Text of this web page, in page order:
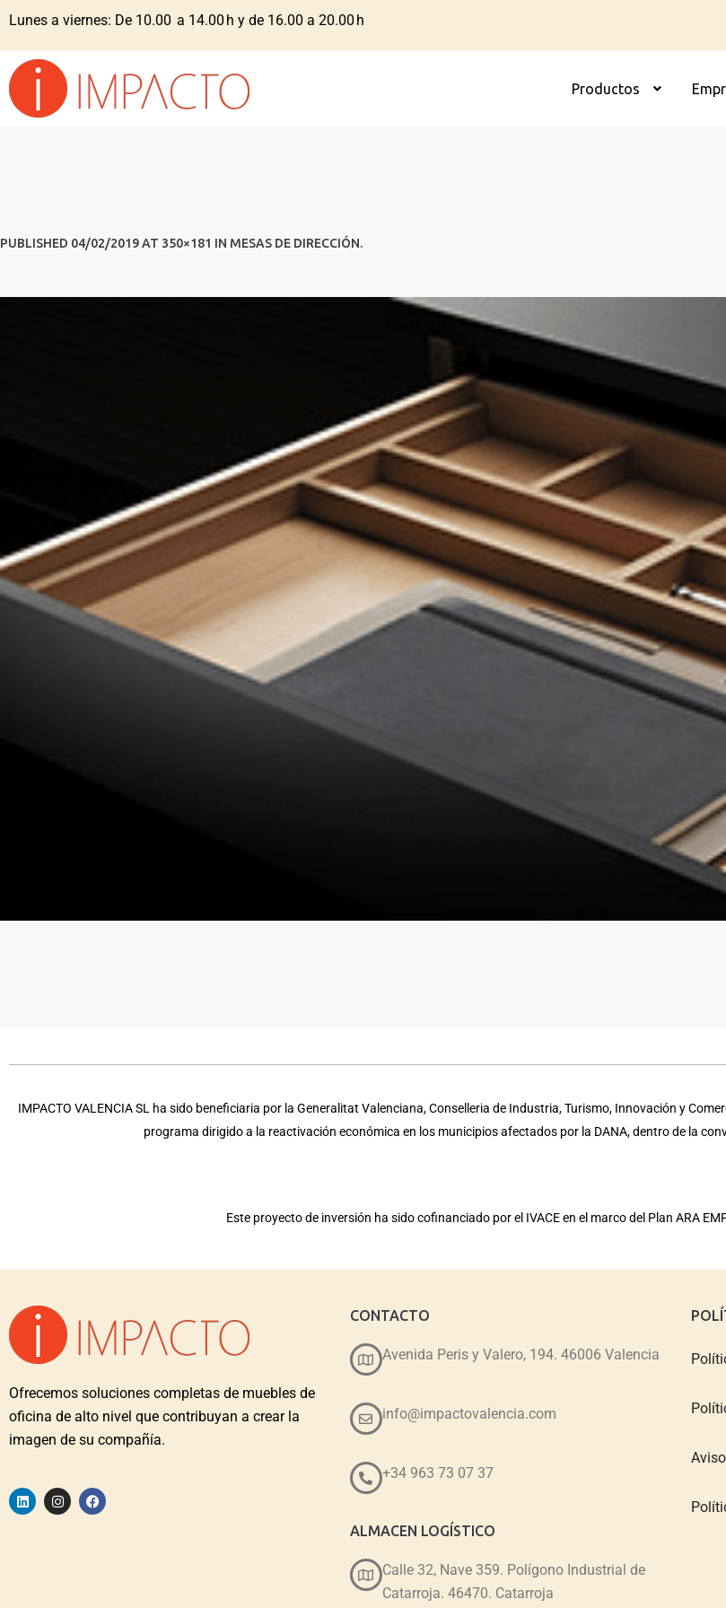
Lunes a viernes: De 10.00 a 14.00 h y de 16.00 a 20.00 h
Productos
PUBLISHED 04/02/2019AT 350×181 IN MESAS DE DIRECCIÓN.
IMPACTO VALENCIA SL ha sido beneficiaria por la Generalitat Valenciana, Conselleria de Industria, Turismo, Innovación y
programa dirigido a la reactivación económica en los municipios afectados por la DANA, dentro de la
Este proyecto de inversión ha sido cofinanciado por el IVACE en el marco del Plan ARA
Ofrecemos soluciones completas de muebles de
oficina de alto nivel que contribuyan a crear la
imagen de su compañía.
CONTACTO
Avenida Peris y Valero, 194. 46006 Valencia
info@impactovalencia.com
+34 963 73 07 37
ALMACEN LOGÍSTICO
Calle 32, Nave 359. Polígono Industrial de
Catarroja. 46470. Catarroja